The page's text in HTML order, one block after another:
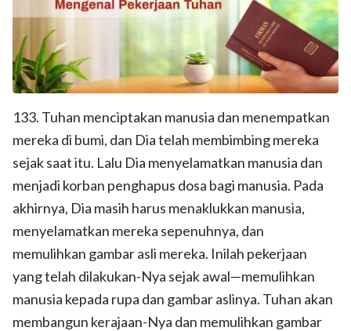
133. Tuhan menciptakan manusia dan menempatkan
mereka di bumi, dan Dia telah membimbing mereka
sejak saat itu. Lalu Dia menyelamatkan manusia dan
menjadi korban penghapus dosa bagi manusia. Pada
akhirnya, Dia masih harus menaklukkan manusia,
menyelamatkan mereka sepenuhnya, dan
memulihkan gambar asli mereka. Inilah pekerjaan
yang telah dilakukan-Nya sejak awal—memulihkan
manusia kepada rupa dan gambar aslinya. Tuhan akan
membangun kerajaan-Nya dan memulihkan gambar